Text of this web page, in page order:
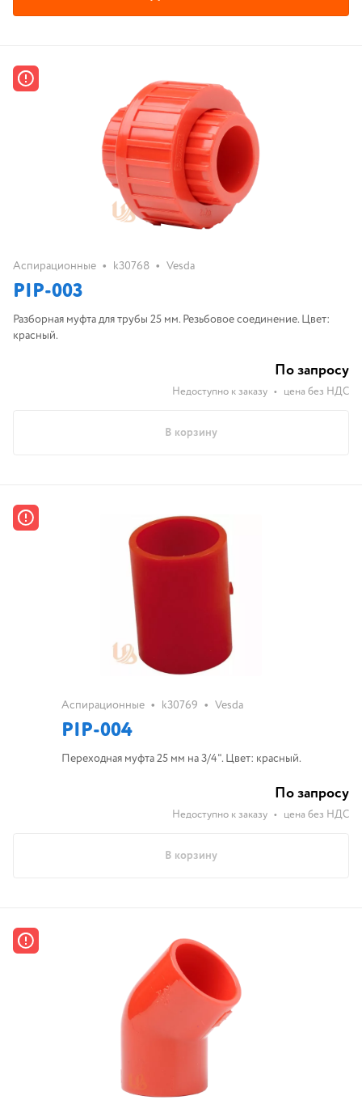
Аспирационные • k30768 • Vesda
PIP-003
Разборная муфта для трубы 25 мм. Резьбовое соединение. Цвет:
красный.
По запросу
Недоступно к заказу • цена без НДС
В корзину
Аспирационные • k30769 • Vesda
PIP-004
Переходная муфта 25 мм на 3/4". Цвет: красный.
По запросу
Недоступно к заказу • цена без НДС
В корзину